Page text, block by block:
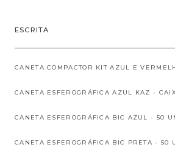
ESCRITA
CANETA COMPACTOR KIT AZUL E
CANETA ESFEROGRÁFICA AZUL KAZ -
CANETA ESFEROGRÁFICA BIC AZUL - 50
CANETA ESFEROGRÁFICA BIC PRETA - 50